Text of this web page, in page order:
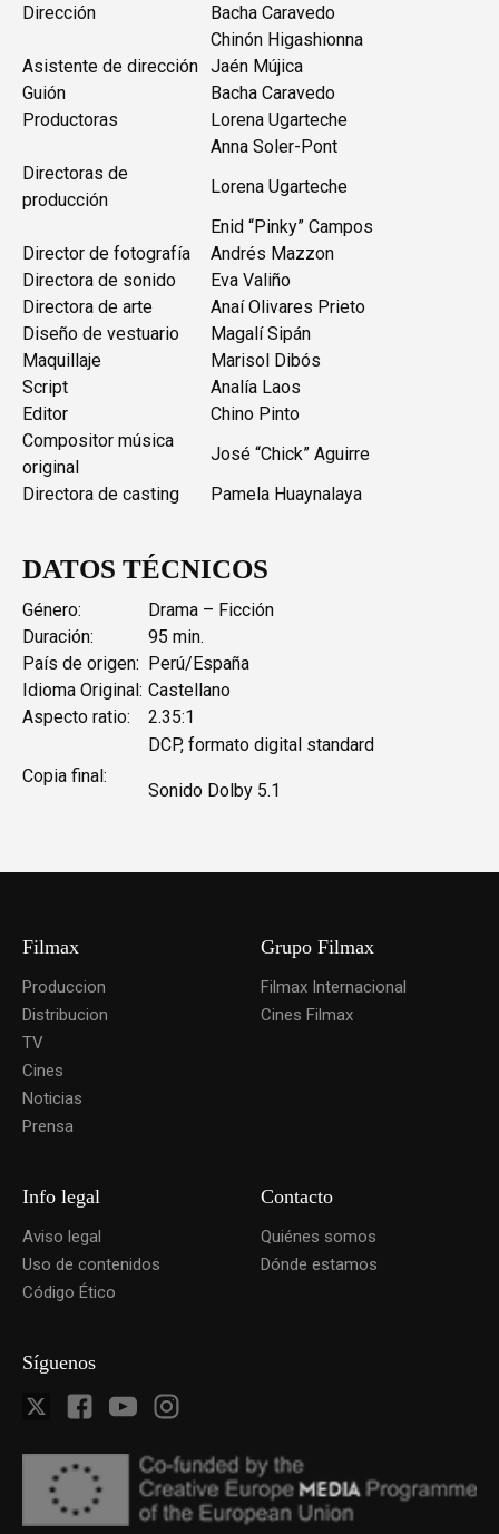
Dirección
Bacha Caravedo
Chinón Higashionna
Asistente de dirección Jaén Mújica
Guión
Bacha Caravedo
Productoras
Lorena Ugarteche
Anna Soler-Pont
Directoras de
producción
Lorena Ugarteche
Enid “Pinky” Campos
Director de fotografía
Andrés Mazzon
Directora de sonido
Eva Valiño
Directora de arte
Anaí Olivares Prieto
Diseño de vestuario
Magalí Sipán
Maquillaje
Marisol Dibós
Script
Analía Laos
Editor
Chino Pinto
Compositor música
original
José “Chick” Aguirre
Directora de casting
Pamela Huaynalaya
DATOS TÉCNICOS
Género:
Drama – Ficción
Duración:
95 min.
País de origen: Perú/España
Idioma Original: Castellano
Aspecto ratio:
2.35:1
Copia final:
DCP, formato digital standard
Sonido Dolby 5.1
Filmax
Produccion
Distribucion
TV
Cines
Noticias
Prensa
Grupo Filmax
Filmax Internacional
Cines Filmax
Info legal
Aviso legal
Uso de contenidos
Código Ético
Contacto
Quiénes somos
Dónde estamos
Síguenos